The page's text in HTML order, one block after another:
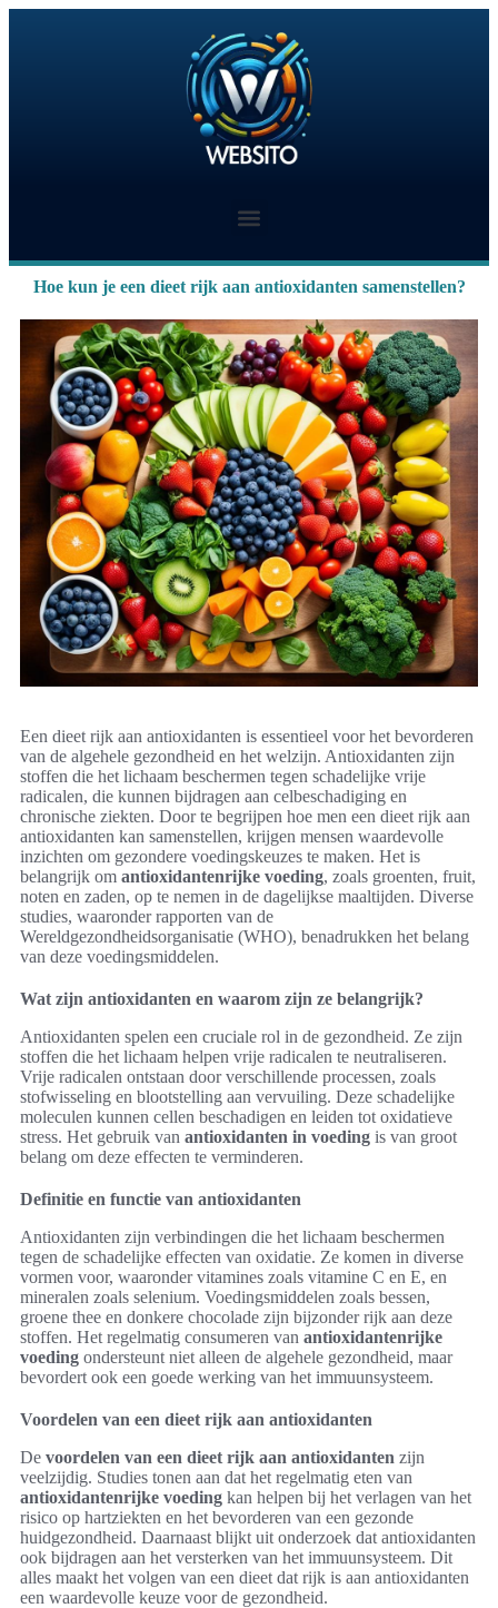
Hoe kun je een dieet rijk aan antioxidanten samenstellen?
Een dieet rijk aan antioxidanten is essentieel voor het bevorderen
van de algehele gezondheid en het welzijn. Antioxidanten zijn
stoffen die het lichaam beschermen tegen schadelijke vrije
radicalen, die kunnen bijdragen aan celbeschadiging en
chronische ziekten. Door te begrijpen hoe men een dieet rijk aan
antioxidanten kan samenstellen, krijgen mensen waardevolle
inzichten om gezondere voedingskeuzes te maken. Het is
belangrijk om antioxidantenrijke voeding, zoals groenten, fruit,
noten en zaden, op te nemen in de dagelijkse maaltijden. Diverse
studies, waaronder rapporten van de
Wereldgezondheidsorganisatie (WHO), benadrukken het belang
van deze voedingsmiddelen.
Wat zijn antioxidanten en waarom zijn ze belangrijk?
Antioxidanten spelen een cruciale rol in de gezondheid. Ze zijn
stoffen die het lichaam helpen vrije radicalen te neutraliseren.
Vrije radicalen ontstaan door verschillende processen, zoals
stofwisseling en blootstelling aan vervuiling. Deze schadelijke
moleculen kunnen cellen beschadigen en leiden tot oxidatieve
stress. Het gebruik van antioxidanten in voeding is van groot
belang om deze effecten te verminderen.
Definitie en functie van antioxidanten
Antioxidanten zijn verbindingen die het lichaam beschermen
tegen de schadelijke effecten van oxidatie. Ze komen in diverse
vormen voor, waaronder vitamines zoals vitamine C en E, en
mineralen zoals selenium. Voedingsmiddelen zoals bessen,
groene thee en donkere chocolade zijn bijzonder rijk aan deze
stoffen. Het regelmatig consumeren van antioxidantenrijke
voeding ondersteunt niet alleen de algehele gezondheid, maar
bevordert ook een goede werking van het immuunsysteem.
Voordelen van een dieet rijk aan antioxidanten
De voordelen van een dieet rijk aan antioxidanten zijn
veelzijdig. Studies tonen aan dat het regelmatig eten van
antioxidantenrijke voeding kan helpen bij het verlagen van het
risico op hartziekten en het bevorderen van een gezonde
huidgezondheid. Daarnaast blijkt uit onderzoek dat antioxidanten
ook bijdragen aan het versterken van het immuunsysteem. Dit
alles maakt het volgen van een dieet dat rijk is aan antioxidanten
een waardevolle keuze voor de gezondheid.